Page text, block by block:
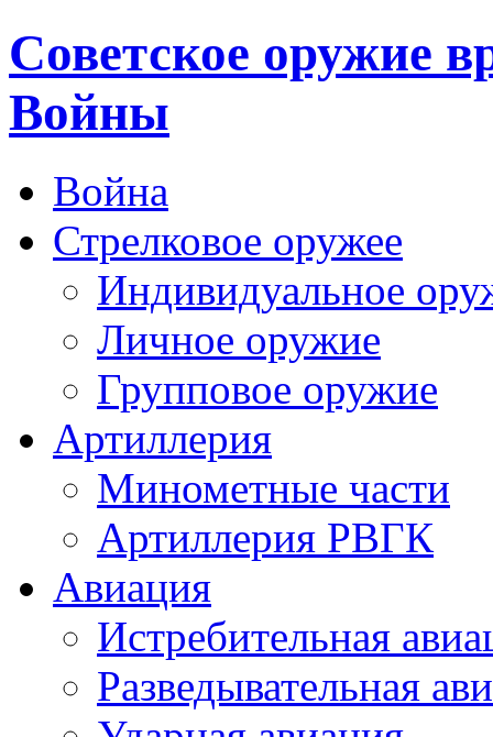
Cоветское оружие
Войны
Война
Стрелковое оружее
Индивидуальное
Личное оружие
Групповое оружие
Артиллерия
Минометные части
Артиллерия РВГК
Авиация
Истребительная
Разведывательная